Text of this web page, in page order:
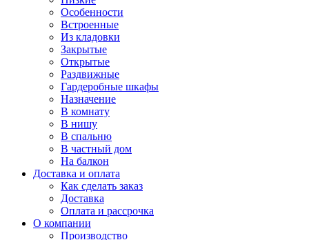
Особенности
Встроенные
Из кладовки
Закрытые
Открытые
Раздвижные
Гардеробные шкафы
Назначение
В комнату
В нишу
В спальню
В частный дом
На балкон
Доставка и оплата
Как сделать заказ
Доставка
Оплата и рассрочка
О компании
Производство